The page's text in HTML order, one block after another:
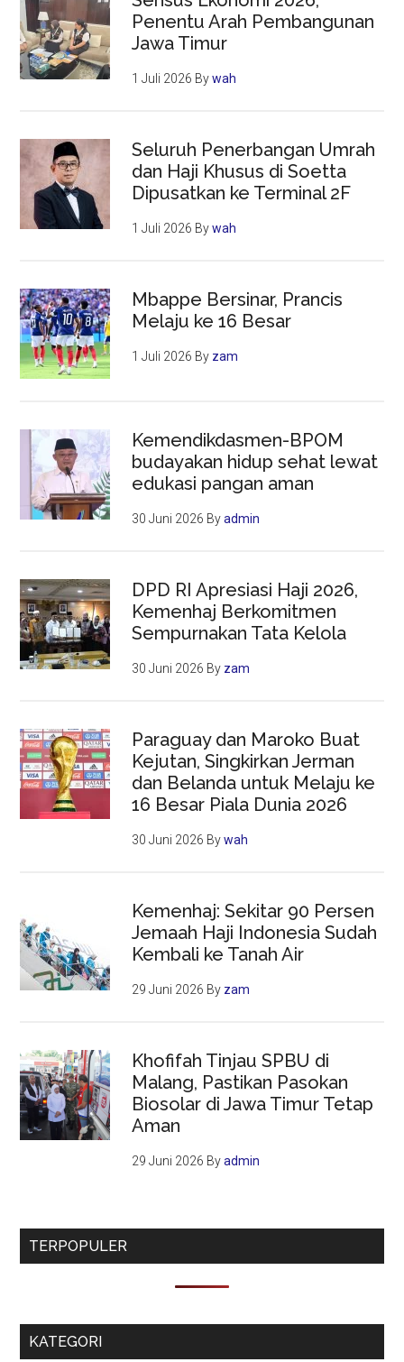
Penentu Arah Pembangunan
Jawa Timur
1 Juli 2026 Bywah
Seluruh Penerbangan Umrah
dan Haji Khusus di Soetta
Dipusatkan ke Terminal 2F
1 Juli 2026 Bywah
Mbappe Bersinar, Prancis
Melaju ke 16 Besar
1 Juli 2026 By zam
Kemendikdasmen-BPOM
budayakan hidup sehat lewat
edukasi pangan aman
30 Juni 2026 Byadmin
DPD RI Apresiasi Haji 2026,
Kemenhaj Berkomitmen
Sempurnakan Tata Kelola
30 Juni 2026 By zam
Paraguay dan Maroko Buat
Kejutan, Singkirkan Jerman
dan Belanda untuk Melaju ke
16 Besar Piala Dunia 2026
30 Juni 2026 Bywah
Kemenhaj: Sekitar 90 Persen
Jemaah Haji Indonesia Sudah
Kembali ke Tanah Air
29 Juni 2026 By zam
Khofifah Tinjau SPBU di
Malang, Pastikan Pasokan
Biosolar di Jawa Timur Tetap
Aman
29 Juni 2026 Byadmin
TERPOPULER
KATEGORI